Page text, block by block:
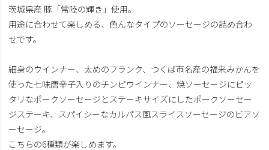
茨城県産 豚「常陸の輝き」使用。
用途に合わせて楽しめる、色んなタイプのソーセージの詰め合わ
せです。
細身のウインナー、太めのフランク、つくば市名産の福来みかんを
使った七味唐辛子入りのチンピウインナー、焼ソーセージにピッ
タリなポークソーセージとステーキサイズにしたポークソーセー
ジステーキ、スパイシーなカルパス風スライスソーセージのビアソ
ーセージ。
こちらの6種類が楽しめます。